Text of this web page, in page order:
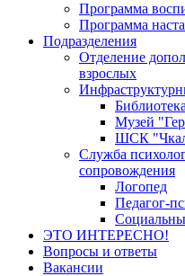
Программа
Программа
Подразделения
Отделение
взрослых
Библиотека
Музей
ШСК
Служба
сопровождения
Логопед
Педагог-
ЭТО ИНТЕРЕСНО!
Вопросы и ответы
Вакансии